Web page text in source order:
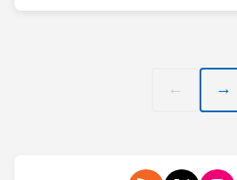
← Anterior Siguiente →